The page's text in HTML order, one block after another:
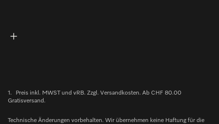
1.
Preis inkl. MWST und vRB. Zzgl. Versandkosten. Ab CHF 80.00
Gratisversand.
Technische Änderungen vorbehalten. Wir übernehmen keine Haftung für die